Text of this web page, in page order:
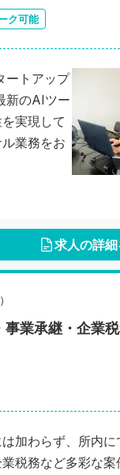
ク可能
ートアップ
新のAIツー
実現して
業務をお
求人の詳
事業承継・企業
加わらず、所内
税務など多彩な